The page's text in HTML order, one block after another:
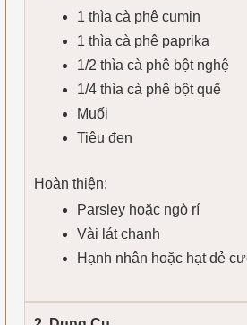
1 thìa cà phê cumin
1 thìa cà phê paprika
1/2 thìa cà phê bột nghệ
1/4 thìa cà phê bột quế
Muối
Tiêu đen
Hoàn thiện:
Parsley hoặc ngò rí
Vài lát chanh
Hạnh nhân hoặc hạt dẻ